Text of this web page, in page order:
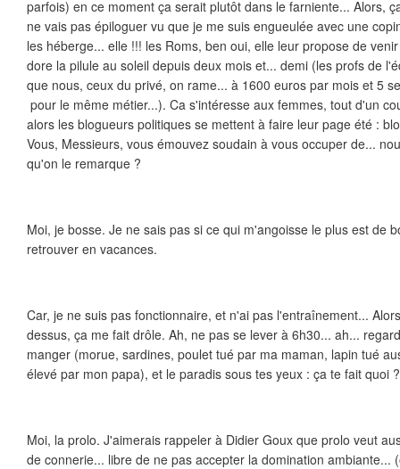
parfois) en ce moment ça serait plutôt dans le farniente... Alors,
ne vais pas épiloguer vu que je me suis engueulée avec une
les héberge... elle !!! les Roms, ben oui, elle leur propose de
dore la pilule au soleil depuis deux mois et... demi (les profs de
que nous, ceux du privé, on rame... à 1600 euros par mois et 5
pour le même métier...). Ca s'intéresse aux femmes, tout d'un
alors les blogueurs politiques se mettent à faire leur page été :
Vous, Messieurs, vous émouvez soudain à vous occuper de...
qu'on le remarque ?
Moi, je bosse. Je ne sais pas si ce qui m'angoisse le plus est de
retrouver en vacances.
Car, je ne suis pas fonctionnaire, et n'ai pas l'entraînement...
dessus, ça me fait drôle. Ah, ne pas se lever à 6h30... ah...
manger (morue, sardines, poulet tué par ma maman, lapin tué
élevé par mon papa), et le paradis sous tes yeux : ça te fait quoi
Moi, la prolo. J'aimerais rappeler à Didier Goux que prolo veut
de connerie... libre de ne pas accepter la domination ambiante...